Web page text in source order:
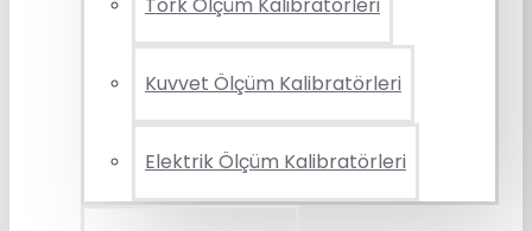
Kuvvet Ölçüm Kalibratörleri
Elektrik Ölçüm Kalibratörleri